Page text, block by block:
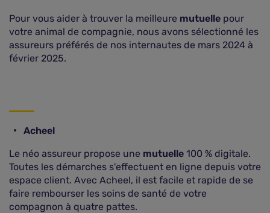
Pour vous aider à trouver la meilleure mutuelle pour
votre animal de compagnie, nous avons sélectionné les
assureurs préférés de nos internautes de mars 2024 à
février 2025.
Acheel
Le néo assureur propose une mutuelle 100 % digitale.
Toutes les démarches s'effectuent en ligne depuis votre
espace client. Avec Acheel, il est facile et rapide de se
faire rembourser les soins de santé de votre
compagnon à quatre pattes.